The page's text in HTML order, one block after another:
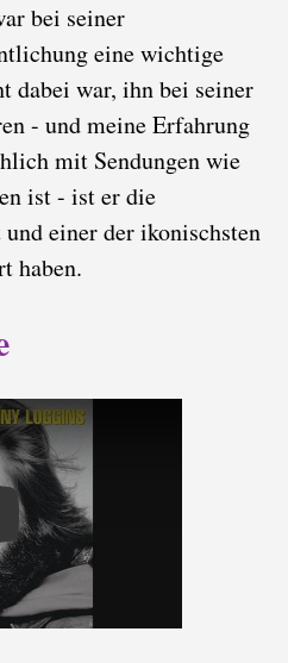
bei seiner
eine wichtige
dabei war, ihn bei seiner
- und meine Erfahrung
mit Sendungen wie
ist - ist er die
einer der ikonischsten
haben.